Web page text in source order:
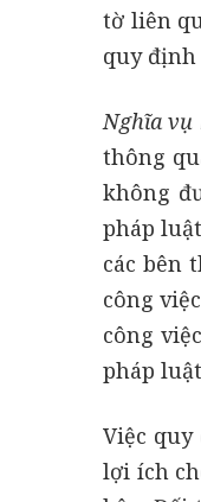
tờ liên
quy định
Nghĩa vụ
thông
không
pháp
các bên
công
công
pháp
Việc
lợi ích